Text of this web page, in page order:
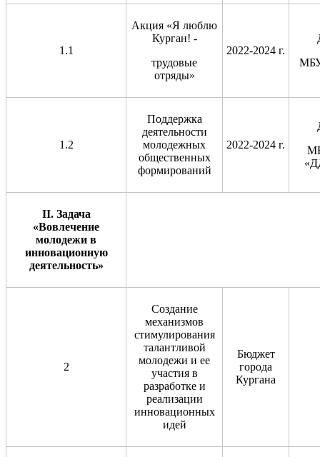
1.1
Акция «Я люблю
Курган! -
трудовые
отряды»
2022-2024 г.
1.2
Поддержка
деятельности
молодежных
общественных
формирований
2022-2024 г.
II. Задача
«Вовлечение
молодежи в
инновационную
деятельность»
2
Создание
механизмов
стимулирования
талантливой
молодежи и ее
участия в
разработке и
реализации
инновационных
идей
Бюджет
города
Кургана